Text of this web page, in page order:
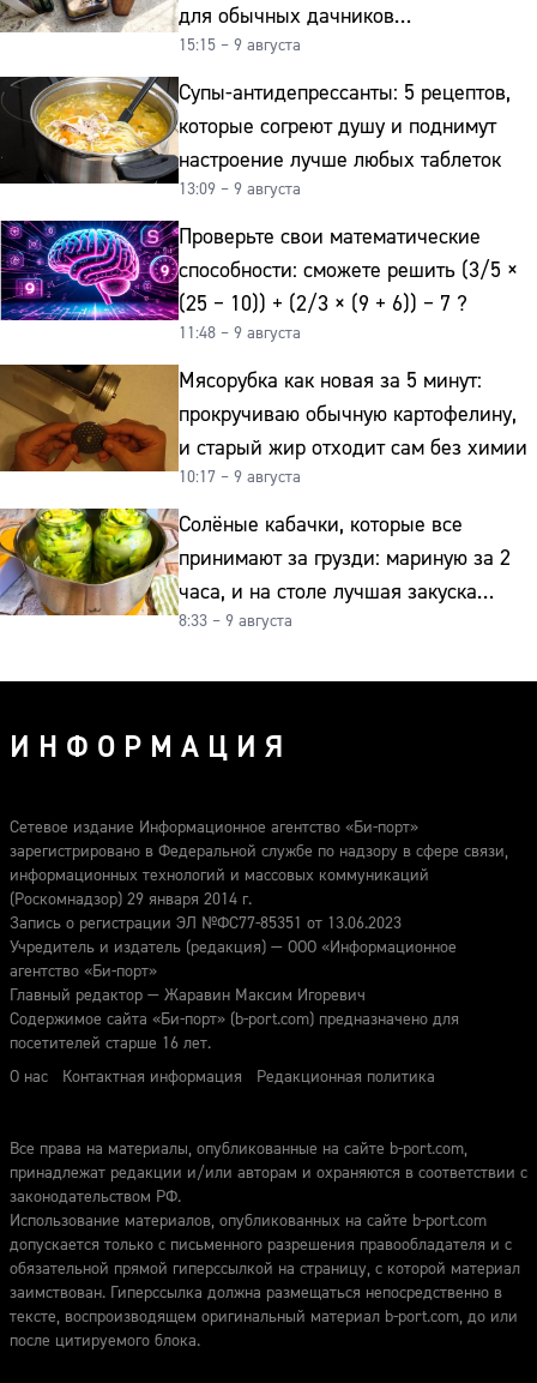
для обычных дачников
и автомобилистов
15:15 – 9 августа
Супы-антидепрессанты: 5 рецептов,
которые согреют душу и поднимут
настроение лучше любых таблеток
13:09 – 9 августа
Проверьте свои математические
способности: сможете решить (3/5 ×
(25 − 10)) + (2/3 × (9 + 6)) − 7 ?
11:48 – 9 августа
Мясорубка как новая за 5 минут:
прокручиваю обычную картофелину,
и старый жир отходит сам без химии
10:17 – 9 августа
Солёные кабачки, которые все
принимают за грузди: мариную за 2
часа, и на столе лучшая закуска
к картошке
8:33 – 9 августа
ИНФОРМАЦИЯ
Сетевое издание Информационное агентство «Би-порт»
зарегистрировано в Федеральной службе по надзору в сфере связи,
информационных технологий и массовых коммуникаций
(Роскомнадзор) 29 января 2014 г.
Запись о регистрации ЭЛ №ФС77-85351 от 13.06.2023
Учредитель и издатель (редакция) — ООО «Информационное
агентство «Би-порт»
Главный редактор — Жаравин Максим Игоревич
Содержимое сайта «Би-порт» (b-port.com) предназначено для
посетителей старше 16 лет.
О нас
Контактная информация Редакционная политика
Все права на материалы, опубликованные на сайте b-port.com,
принадлежат редакции и/или авторам и охраняются в соответствии с
законодательством РФ.
Использование материалов, опубликованных на сайте b-port.com
допускается только с письменного разрешения правообладателя и с
обязательной прямой гиперссылкой на страницу, с которой материал
заимствован. Гиперссылка должна размещаться непосредственно в
тексте, воспроизводящем оригинальный материал b-port.com, до или
после цитируемого блока.